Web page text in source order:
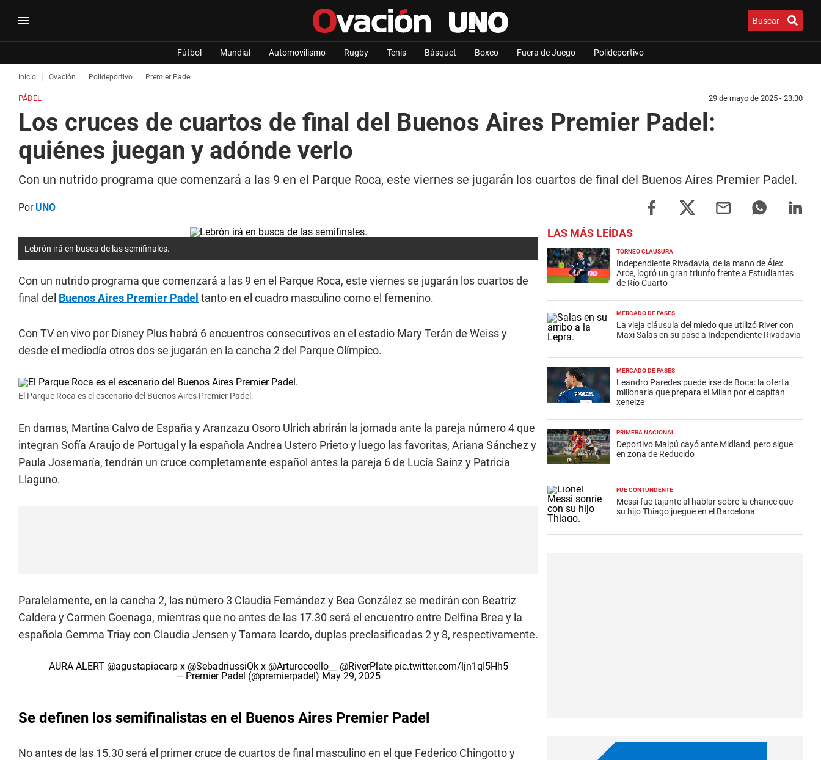
Buscar
Fútbol Mundial Automovilismo Rugby Tenis Básquet Boxeo Fuera de Juego Polideportivo
Inicio Ovación Polideportivo Premier Padel
PÁDEL 29 de mayo de 2025 - 23:30
Los cruces de cuartos de final del Buenos Aires Premier Padel:
quiénes juegan y adónde verlo
Con un nutrido programa que comenzará a las 9 en el Parque Roca, este viernes se jugarán los cuartos de final del Buenos Aires Premier Padel.
PorUNO
Lebrón irá en busca de las semifinales.
Con un nutrido programa que comenzará a las 9 en el Parque Roca, este viernes se jugarán los cuartos de
final del Buenos Aires Premier Padel tanto en el cuadro masculino como el femenino.
Con TV en vivo por Disney Plus habrá 6 encuentros consecutivos en el estadio Mary Terán de Weiss y
desde el mediodía otros dos se jugarán en la cancha 2 del Parque Olímpico.
El Parque Roca es el escenario del Buenos Aires Premier Padel.
En damas, Martina Calvo de España y Aranzazu Osoro Ulrich abrirán la jornada ante la pareja número 4 que
integran Sofía Araujo de Portugal y la española Andrea Ustero Prieto y luego las favoritas, Ariana Sánchez y
Paula Josemaría, tendrán un cruce completamente español antes la pareja 6 de Lucía Sainz y Patricia
Llaguno.
Paralelamente, en la cancha 2, las número 3 Claudia Fernández y Bea González se medirán con Beatriz
Caldera y Carmen Goenaga, mientras que no antes de las 17.30 será el encuentro entre Delfina Brea y la
española Gemma Triay con Claudia Jensen y Tamara Icardo, duplas preclasificadas 2 y 8, respectivamente.
AURA ALERT @agustapiacarpx @SebadriussiOkx @Arturocoello__ @RiverPlate pic.twitter.com/ljn1qI5Hh5
— Premier Padel (@premierpadel) May 29, 2025
Se definen los semifinalistas en el Buenos Aires Premier Padel
No antes de las 15.30 será el primer cruce de cuartos de final masculino en el que Federico Chingotto y
LAS MÁS LEÍDAS
TORNEO CLAUSURA
Independiente Rivadavia, de la mano de Álex
Arce, logró un gran triunfo frente a Estudiantes
de Río Cuarto
MERCADO DE PASES
La vieja cláusula del miedo que utilizó River con
Maxi Salas en su pase a Independiente Rivadavia
MERCADO DE PASES
Leandro Paredes puede irse de Boca: la oferta
millonaria que prepara el Milan por el capitán
xeneize
PRIMERA NACIONAL
Deportivo Maipú cayó ante Midland, pero sigue
en zona de Reducido
FUE CONTUNDENTE
Messi fue tajante al hablar sobre la chance que
su hijo Thiago juegue en el Barcelona